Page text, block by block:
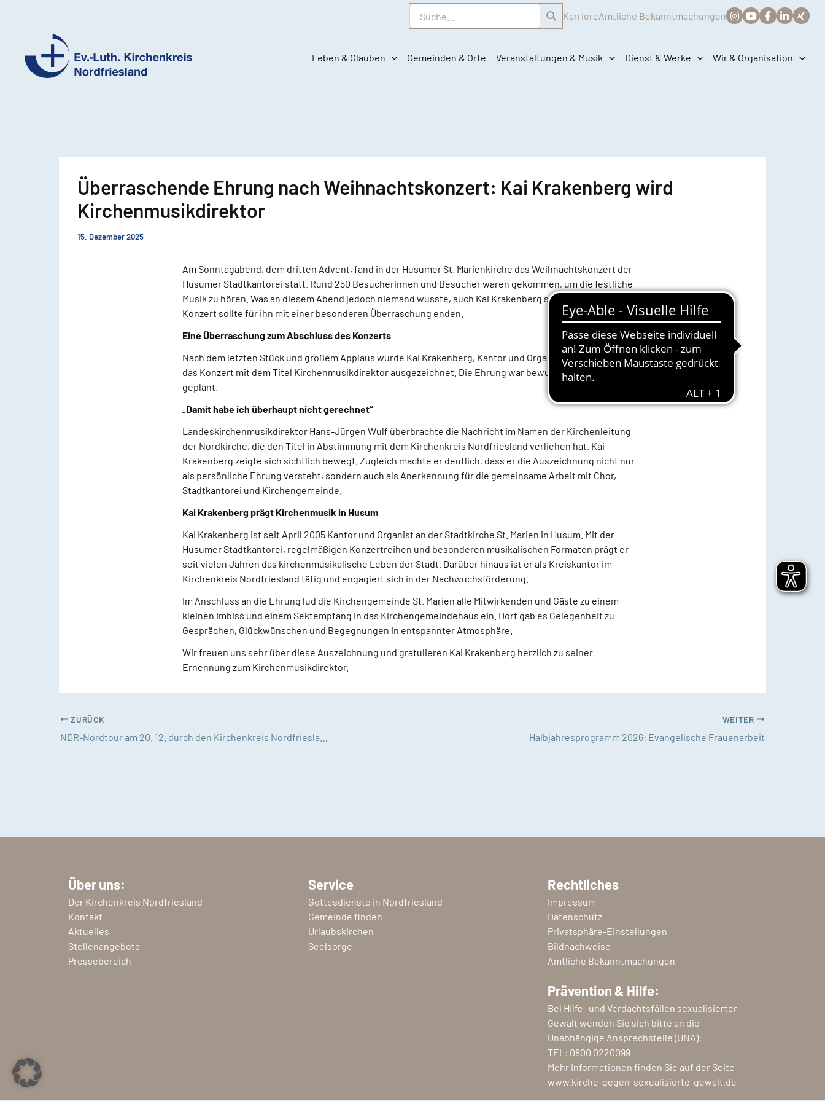
Suche KarriereAmtliche Bekanntmachungen
Ev.-
Leben & Glauben Gemeinden & Orte Veranstaltungen & Musik Dienst & Werke Wir & Organisation
Überraschende Ehrung nach Weihnachtskonzert: Kai Krakenberg wird
Kirchenmusikdirektor
15. Dezember 2025
Am Sonntagabend, dem dritten Advent, fand in der Husumer St. Marienkirche das Weihnachtskonzert der
Husumer Stadtkantorei statt. Rund 250 Besucherinnen und Besucher waren gekommen, um die festliche
Musik zu hören. Was an diesem Abend jedoch niemand wusste, auch Kai Krakenberg selbst nicht: Das
Konzert sollte für ihn mit einer besonderen Überraschung enden.
Eine Überraschung zum Abschluss des Konzerts
Nach dem letzten Stück und großem Applaus wurde Kai Krakenberg, Kantor und Organist, im Anschluss an
das Konzert mit dem Titel Kirchenmusikdirektor ausgezeichnet. Die Ehrung war bewusst als Überraschung
geplant.
„Damit habe ich überhaupt nicht gerechnet“
Landeskirchenmusikdirektor Hans-Jürgen Wulf überbrachte die Nachricht im Namen der Kirchenleitung
der Nordkirche, die den Titel in Abstimmung mit dem Kirchenkreis Nordfriesland verliehen hat. Kai
Krakenberg zeigte sich sichtlich bewegt. Zugleich machte er deutlich, dass er die Auszeichnung nicht nur
als persönliche Ehrung versteht, sondern auch als Anerkennung für die gemeinsame Arbeit mit Chor,
Stadtkantorei und Kirchengemeinde.
Kai Krakenberg prägt Kirchenmusik in Husum
Kai Krakenberg ist seit April 2005 Kantor und Organist an der Stadtkirche St. Marien in Husum. Mit der
Husumer Stadtkantorei, regelmäßigen Konzertreihen und besonderen musikalischen Formaten prägt er
seit vielen Jahren das kirchenmusikalische Leben der Stadt. Darüber hinaus ist er als Kreiskantor im
Kirchenkreis Nordfriesland tätig und engagiert sich in der Nachwuchsförderung.
Im Anschluss an die Ehrung lud die Kirchengemeinde St. Marien alle Mitwirkenden und Gäste zu einem
kleinen Imbiss und einem Sektempfang in das Kirchengemeindehaus ein. Dort gab es Gelegenheit zu
Gesprächen, Glückwünschen und Begegnungen in entspannter Atmosphäre.
Wir freuen uns sehr über diese Auszeichnung und gratulieren Kai Krakenberg herzlich zu seiner
Ernennung zum Kirchenmusikdirektor.
ZURÜCK WEITER
Halbjahresprogramm 2026: Evangelische Frauenarbeit
Über uns:
Der Kirchenkreis Nordfriesland
Kontakt
Aktuelles
Stellenangebote
Pressebereich
Service
Gottesdienste in Nordfriesland
Gemeinde finden
Urlaubskirchen
Seelsorge
Rechtliches
Impressum
Datenschutz
Privatsphäre-Einstellungen
Bildnachweise
Amtliche Bekanntmachungen
Prävention & Hilfe:
Bei Hilfe- und Verdachtsfällen sexualisierter
Gewalt wenden Sie sich bitte an die
Unabhängige Ansprechstelle (UNA):
TEL: 0800 0220099
Mehr Informationen finden Sie auf der Seite
www.kirche-gegen-sexualisierte-gewalt.de